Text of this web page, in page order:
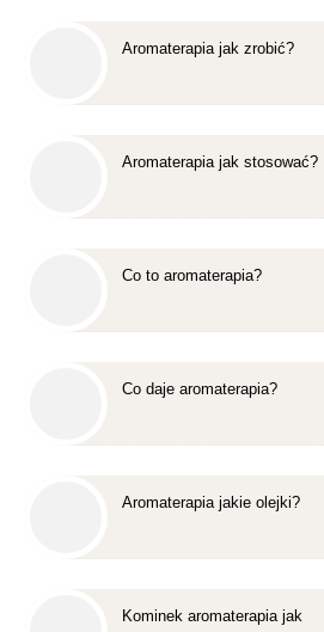
Aromaterapia jak zrobić?
Aromaterapia jak stosować?
Co to aromaterapia?
Co daje aromaterapia?
Aromaterapia jakie olejki?
Kominek aromaterapia jak